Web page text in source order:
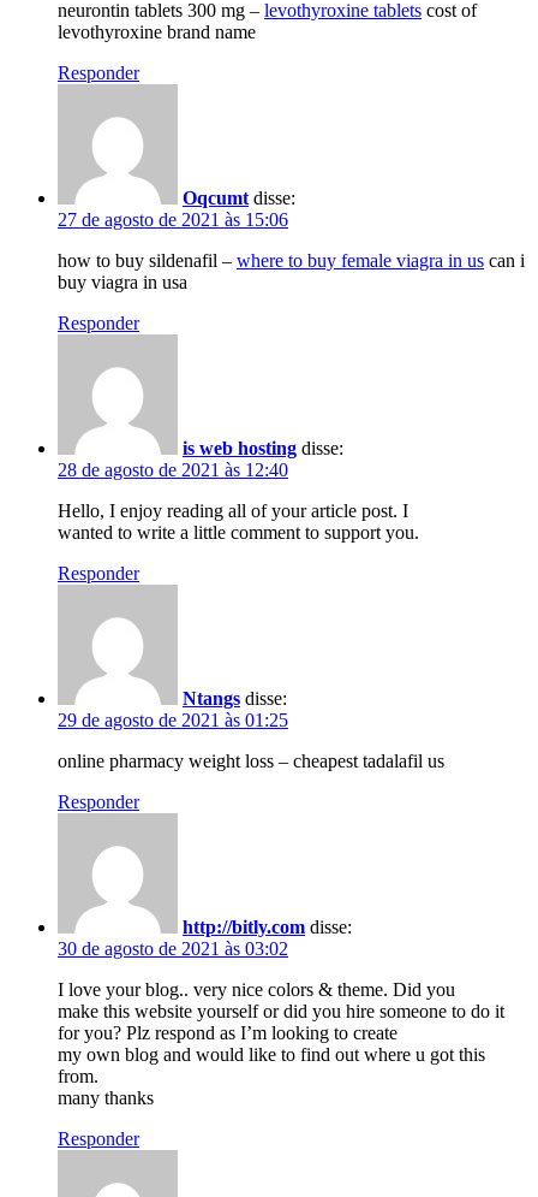
neurontin tablets 300 mg – levothyroxine tablets cost of
levothyroxine brand name
Responder
Oqcumt disse:
27 de agosto de 2021 às 15:06
how to buy sildenafil – where to buy female viagra in us can i
buy viagra in usa
Responder
is web hosting disse:
28 de agosto de 2021 às 12:40
Hello, I enjoy reading all of your article post. I
wanted to write a little comment to support you.
Responder
Ntangs disse:
29 de agosto de 2021 às 01:25
online pharmacy weight loss – cheapest tadalafil us
Responder
http://bitly.com disse:
30 de agosto de 2021 às 03:02
I love your blog.. very nice colors & theme. Did you
make this website yourself or did you hire someone to do it
for you? Plz respond as I’m looking to create
my own blog and would like to find out where u got this
from.
many thanks
Responder